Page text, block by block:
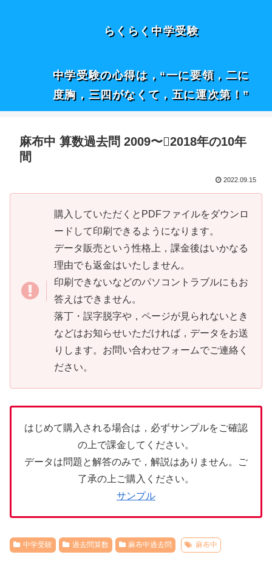
らくらく中学受験
中学受験の心得は，“一に要領，二に
度胸，三四がなくて，五に運次第！”
麻布中 算数過去問 2009〜2018年の10年
間
2022.09.15
購入していただくとPDFファイルをダウンロ
ードして印刷できるようになります。
データ販売という性格上，課金後はいかなる
理由でも返金はいたしません。
印刷できないなどのパソコントラブルにもお
答えはできません。
落丁・誤字脱字や，ページが見られないとき
などはお知らせいただければ，データをお送
りします。お問い合わせフォームでご連絡く
ださい。
はじめて購入される場合は，必ずサンプルをご確認
の上で課金してください。
データは問題と解答のみで，解説はありません。ご
了承の上ご購入ください。
サンプル
中学受験 過去問算数 麻布中過去問 麻布中